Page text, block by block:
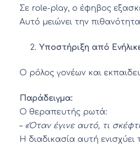
Σε role-play, ο έφηβος
Αυτό μειώνει την
Υποστήριξη από
Ο ρόλος γονέων και
Παράδειγμα:
Ο θεραπευτής ρωτά:
– «Όταν έγινε αυτό, τι
Η διαδικασία αυτή ενισχύει